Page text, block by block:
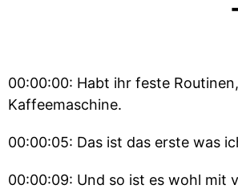
00:00:00: Habt ihr feste
Kaffeemaschine.
00:00:05: Das ist das erste was
00:00:09: Und so ist es wohl mit